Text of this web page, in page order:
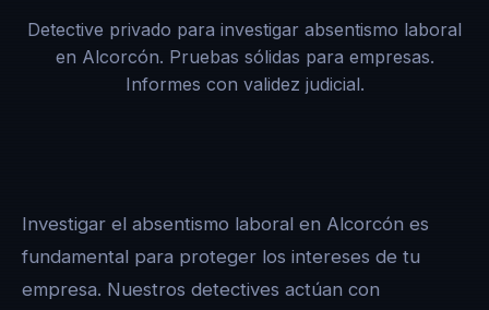
Detective privado para investigar absentismo laboral
en Alcorcón. Pruebas sólidas para empresas.
Informes con validez judicial.
Investigar el absentismo laboral en Alcorcón es
fundamental para proteger los intereses de tu
empresa. Nuestros detectives actúan con